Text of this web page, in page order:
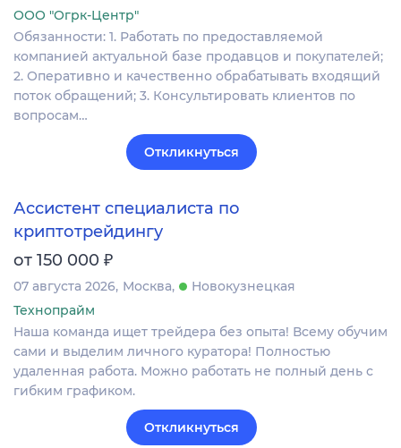
ООО "Огрк-Центр"
Обязанности: 1. Работать по предоставляемой
компанией актуальной базе продавцов и покупателей;
2. Оперативно и качественно обрабатывать входящий
поток обращений; 3. Консультировать клиентов по
вопросам…
Откликнуться
Ассистент специалиста по
криптотрейдингу
от 150 000 ₽
07 августа 2026 Москва
Новокузнецкая
Технопрайм
Наша команда ищет трейдера без опыта! Всему обучим
сами и выделим личного куратора! Полностью
удаленная работа. Можно работать не полный день с
гибким графиком.
Откликнуться